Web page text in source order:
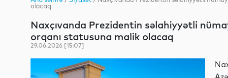
Ana səhifə
Gündəm
İqtisadiyyat
YAP
Analitika
Mədəniyyət
Müsahibə
MEDİA
Xarici siyasət
Daxili siyasət
Turizm
Elm
Din
Hadisə
olacaq
Naxçıvanda Prezidentin səlahiyyətli
orqanı statusuna malik olacaq
29.06.2026 [15:07]